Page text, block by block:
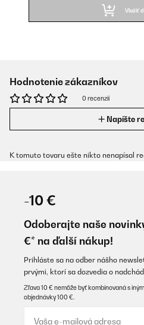
Vložiť
Hodnotenie zákazníkov
0 recenzií
Napíšte
K tomuto tovaru ešte nikto nenapísal
-10 €
Odoberajte naše
€* na ďalší nákup!
Prihláste sa na odber nášho
prvými, ktorí sa dozvedia o
Zľava 10 € nemôže byť kombinovaná s
objednávky 100 €.